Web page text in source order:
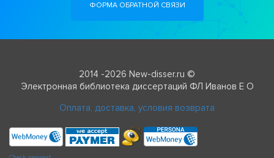
ФОРМА ОБРАТНОЙ СВЯЗИ
2014 -2026 New-disser.ru ©
Электронная библиотека диссертаций ФЛ Иванов Е О
Оплата, доставка, условия возврата